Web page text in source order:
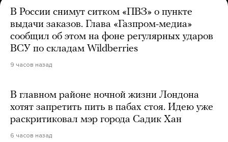
В России снимут ситком «ПВЗ» о пункте
выдачи заказов. Глава «Газпром-медиа»
сообщил об этом на фоне регулярных ударов
ВСУ по складам Wildberries
9 часов назад
В главном районе ночной жизни Лондона
хотят запретить пить в пабах стоя. Идею уже
раскритиковал мэр города Садик Хан
6 часов назад